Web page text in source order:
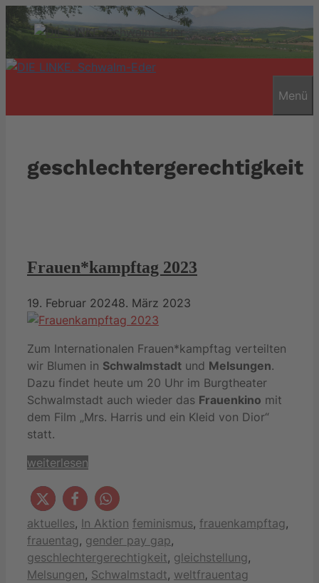
Zum
Inhalt
springen
Menü
geschlechtergerechtigkeit
Frauen*kampftag 2023
19. Februar 20248. März 2023
Zum Internationalen Frauen*kampftag verteilten
wir Blumen in Schwalmstadt und Melsungen.
Dazu findet heute um 20 Uhr im Burgtheater
Schwalmstadt auch wieder das Frauenkino mit
dem Film „Mrs. Harris und ein Kleid von Dior“
statt.
weiterlesen
Kategorien
aktuelles, In Aktion Schlagwörter
feminismus, frauenkampftag,
frauentag, gender pay gap,
geschlechtergerechtigkeit, gleichstellung,
Melsungen, Schwalmstadt, weltfrauentag